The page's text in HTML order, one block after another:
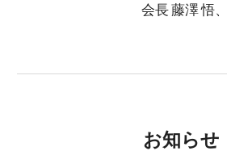
会長 藤澤 悟
お知らせ